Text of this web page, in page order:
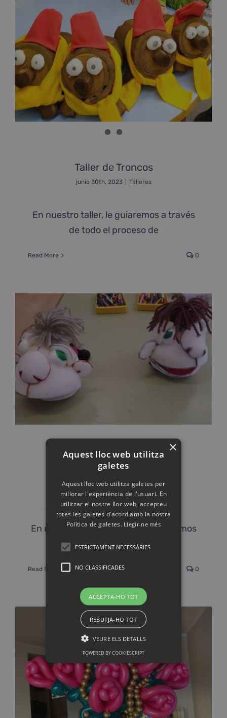
Taller de Troncos
junio 30th, 2023 Talleres
En nuestro taller, le guiaremos a través
de todo el proceso de
Read More 0
Taller de Títeres
junio 30th, 2023 | Talleres
En nuestro taller de títeres, le invitamos
a adentrarte en el maravilloso
Read More 0
×
Aquest lloc web utilitza
galetes
Aquest lloc web utilitza galetes per
millorar l'experiència de l'usuari. En
utilitzar el nostre lloc web, accepteu
totes les galetes d’acord amb la nostra
Política de galetes. Llegir-ne més
ESTRICTAMENT NECESSÀRIES
NO CLASSIFICADES
ACCEPTA-HO TOT
REBUTJA-HO TOT
VEURE ELS DETALLS
POWERED BY COOKIESCRIPT